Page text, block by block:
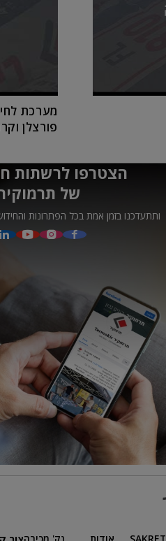
מערכת
פורצלן
הצטרפו לרשתות
של
ותתעדכנו בזמן אמת בכל הפתרונות